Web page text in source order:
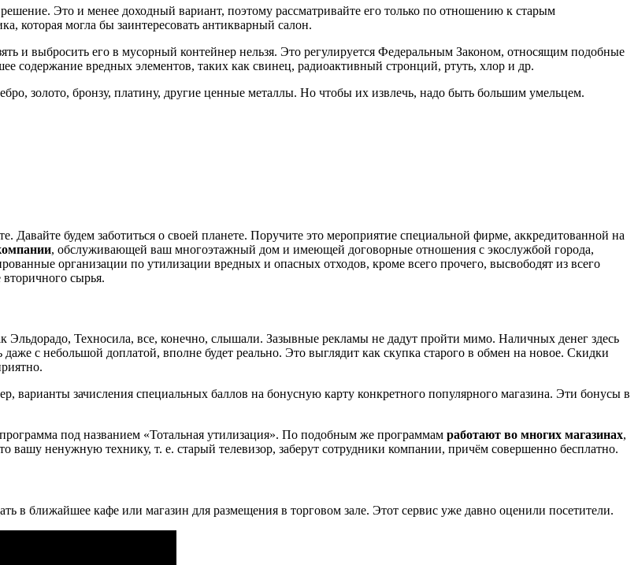
Это и менее доходный вариант, поэтому рассматривайте его только по отношению к старым
которая могла бы заинтересовать антикварный салон.
и выбросить его в мусорный контейнер нельзя. Это регулируется Федеральным Законом, относящим подобные
содержание вредных элементов, таких как свинец, радиоактивный стронций, ртуть, хлор и др.
золото, бронзу, платину, другие ценные металлы. Но чтобы их извлечь, надо быть большим умельцем.
будем заботиться о своей планете. Поручите это мероприятие специальной фирме, аккредитованной на
, обслуживающей ваш многоэтажный дом и имеющей договорные отношения с экослужбой города,
организации по утилизации вредных и опасных отходов, кроме всего прочего, высвободят из всего
сырья.
Техносила, все, конечно, слышали. Зазывные рекламы не дадут пройти мимо. Наличных денег здесь
даже с небольшой доплатой, вполне будет реально. Это выглядит как скупка старого в обмен на новое. Скидки
зачисления специальных баллов на бонусную карту конкретного популярного магазина. Эти бонусы в
под названием «Тотальная утилизация». По подобным же программам работают во многих магазинах,
ненужную технику, т. е. старый телевизор, заберут сотрудники компании, причём совершенно бесплатно.
в ближайшее кафе или магазин для размещения в торговом зале. Этот сервис уже давно оценили посетители.